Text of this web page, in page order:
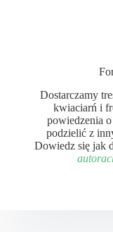
Dostarczamy
kwiaciarń i
powiedzenia
podzielić z
Dowiedz się jak